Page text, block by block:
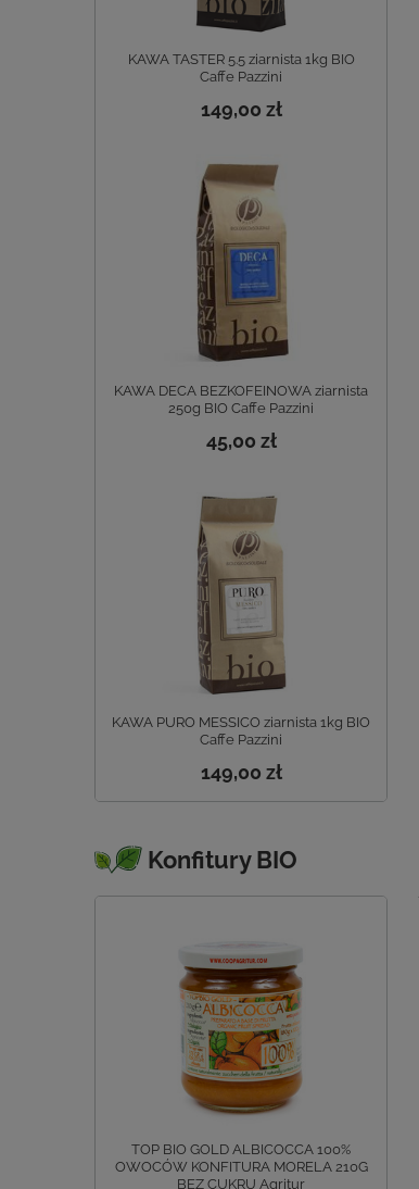
KAWA TASTER 5.5 ziarnista 1kg BIO
Caffe Pazzini
149,00 zł
KAWA DECA BEZKOFEINOWA ziarnista
250g BIO Caffe Pazzini
45,00 zł
KAWA PURO MESSICO ziarnista 1kg BIO
Caffe Pazzini
149,00 zł
Konfitury BIO
TOP BIO GOLD ALBICOCCA 100%
OWOCÓW KONFITURA MORELA 210G
BEZ CUKRU Agritur